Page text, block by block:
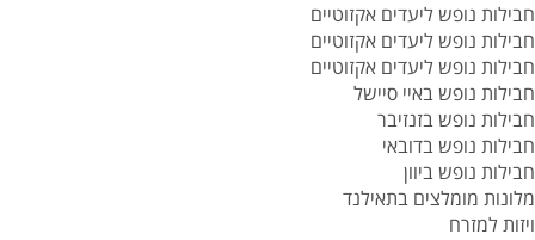
חבילות נופש ליעדים אקזוטיים
חבילות נופש ליעדים אקזוטיים
חבילות נופש ליעדים אקזוטיים
חבילות נופש באיי סיישל
חבילות נופש בזנזיבר
חבילות נופש בדובאי
חבילות נופש ביוון
מלונות מומלצים בתאילנד
ויזות למזרח